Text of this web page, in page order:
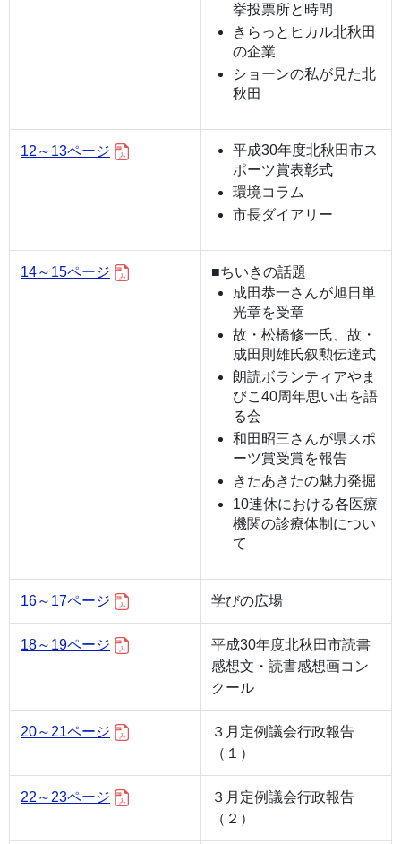
挙投票所と時間
きらっとヒカル北秋田
の企業
ショーンの私が見た北
秋田
12～13ページ
平成30年度北秋田市ス
ポーツ賞表彰式
環境コラム
市長ダイアリー
14～15ページ
■ちいきの話題
成田恭一さんが旭日単
光章を受章
故・松橋修一氏、故・
成田則雄氏叙勲伝達式
朗読ボランティアやま
びこ40周年思い出を語
る会
和田昭三さんが県スポ
ーツ賞受賞を報告
きたあきたの魅力発掘
10連休における各医療
機関の診療体制につい
て
16～17ページ 学びの広場
18～19ページ
平成30年度北秋田市読書
感想文・読書感想画コン
クール
20～21ページ
３月定例議会行政報告
（１）
22～23ページ
３月定例議会行政報告
（２）